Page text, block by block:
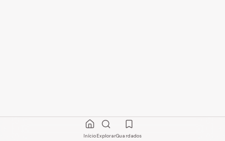
InícioExplorarGuardados